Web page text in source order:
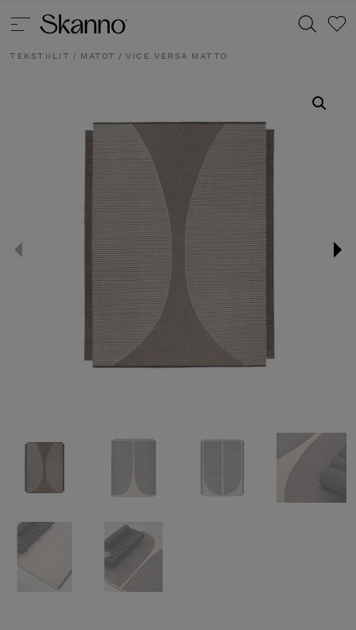
Type 2 or more characters for results.
TEKSTIILIT / MATOT / VICE VERSA MATTO